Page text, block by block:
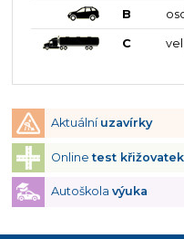
B
C
Aktuální uzavírky
Onlinetest křižovatek
Autoškola výuka